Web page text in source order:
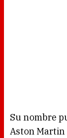
Su nombre
Aston